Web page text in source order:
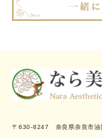
〒630-8247 奈良県奈良市油